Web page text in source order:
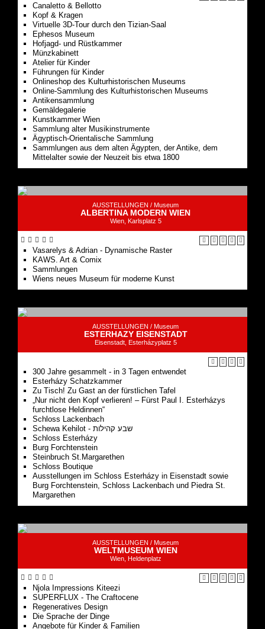
Canaletto & Bellotto
Kopf & Kragen
Virtuelle 3D-Tour durch den Tizian-Saal
Ephesos Museum
Hofjagd- und Rüstkammer
Münzkabinett
Atelier für Kinder
Führungen für Kinder
Onlineshop des Kulturhistorischen Museums
Online-Sammlung des Kulturhistorischen Museums
Antikensammlung
Gemäldegalerie
Kunstkammer Wien
Sammlung alter Musikinstrumente
Ägyptisch-Orientalische Sammlung
Sammlungen aus dem alten Ägypten, der Antike, dem
Mittelalter sowie der Neuzeit bis etwa 1800
AUSSTELLUNGEN / Museum
ALBERTINA MODERN WIEN
Wien, Karlsplatz 5
Vasarelys & Adrian - Dynamische Raster
KAWS. Art & Comix
Sammlungen
Wiens neues Museum für moderne Kunst
AUSSTELLUNGEN / Museum
ESTERHAZY EISENSTADT
Eisenstadt, Esterházyplatz 5
300 Jahre gesammelt - in 3 Tagen entwendet
Esterházy Schatzkammer
Zu Tisch! Zu Gast an der fürstlichen Tafel
„Nur nicht den Kopf verlieren! – Fürst Paul I. Esterházys
furchtlose Heldinnen“
Schloss Lackenbach
Schewa Kehilot - שבע קהילות
Schloss Esterházy
Burg Forchtenstein
Steinbruch St.Margarethen
Schloss Boutique
Ausstellungen im Schloss Esterházy in Eisenstadt sowie
Burg Forchtenstein, Schloss Lackenbach und Piedra St.
Margarethen
AUSSTELLUNGEN / Museum
WELTMUSEUM WIEN
Wien, Heldenplatz
Njola Impressions Kiteezi
SUPERFLUX - The Craftocene
Regeneratives Design
Die Sprache der Dinge
Angebote für Kinder & Familien